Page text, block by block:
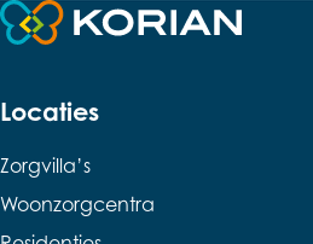
Terug naar de startpagina
Locaties
Zorgvilla’s
Woonzorgcentra